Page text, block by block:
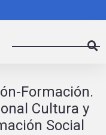
Formación.
Cultura y
Social